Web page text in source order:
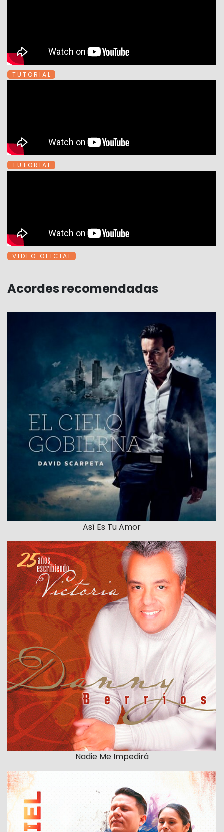
T U T O R I A L
T U T O R I A L
V I D E O O F I C I A L
Acordes recomendadas
Así Es Tu Amor
Nadie Me Impedirá